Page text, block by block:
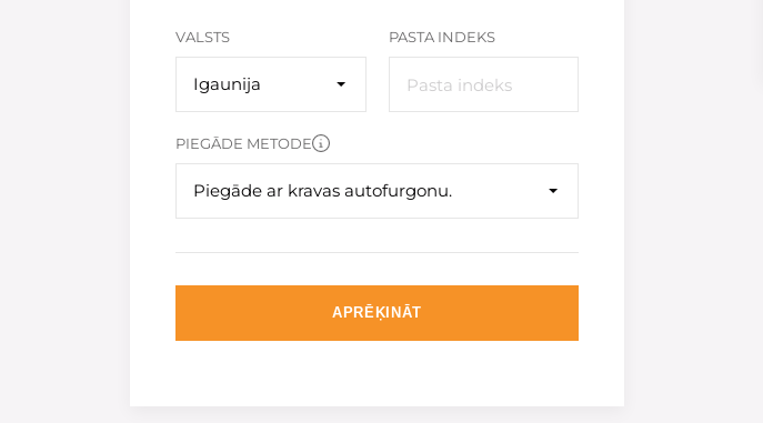
VALSTS
Igaunija
PASTA INDEKS
PIEGĀDE METODE
Piegāde ar kravas autofurgonu.
APRĒĶINĀT